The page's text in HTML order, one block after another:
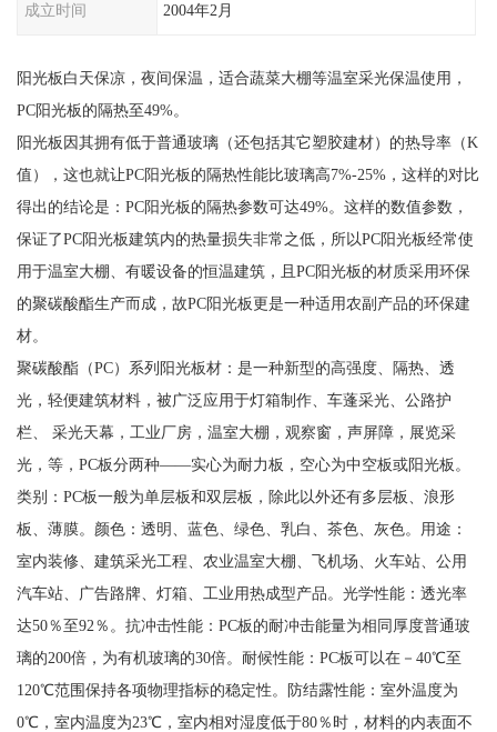
成立时间 2004年2月
阳光板白天保凉，夜间保温，适合蔬菜大棚等温室采光保温使用，
PC阳光板的隔热至49%。
阳光板因其拥有低于普通玻璃（还包括其它塑胶建材）的热导率（K
值），这也就让PC阳光板的隔热性能比玻璃高7%-25%，这样的对比
得出的结论是：PC阳光板的隔热参数可达49%。这样的数值参数，
保证了PC阳光板建筑内的热量损失非常之低，所以PC阳光板经常使
用于温室大棚、有暖设备的恒温建筑，且PC阳光板的材质采用环保
的聚碳酸酯生产而成，故PC阳光板更是一种适用农副产品的环保建
材。
聚碳酸酯（PC）系列阳光板材：是一种新型的高强度、隔热、透
光，轻便建筑材料，被广泛应用于灯箱制作、车蓬采光、公路护
栏、 采光天幕，工业厂房，温室大棚，观察窗，声屏障，展览采
光，等，PC板分两种——实心为耐力板，空心为中空板或阳光板。
类别：PC板一般为单层板和双层板，除此以外还有多层板、浪形
板、薄膜。颜色：透明、蓝色、绿色、乳白、茶色、灰色。用途：
室内装修、建筑采光工程、农业温室大棚、飞机场、火车站、公用
汽车站、广告路牌、灯箱、工业用热成型产品。光学性能：透光率
达50％至92％。抗冲击性能：PC板的耐冲击能量为相同厚度普通玻
璃的200倍，为有机玻璃的30倍。耐候性能：PC板可以在－40℃至
120℃范围保持各项物理指标的稳定性。防结露性能：室外温度为
0℃，室内温度为23℃，室内相对湿度低于80％时，材料的内表面不